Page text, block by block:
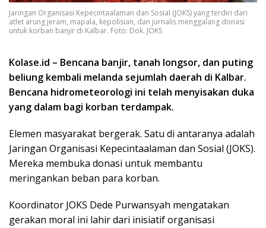
Jaringan Organisasi Kepecintaalaman dan Sosial (JOKS) yang terdiri dari
atlet arung jeram, mapala, kepolisian, dan jurnalis menggalang donasi
untuk korban banjir di Kalbar. Foto: Dok. JOKS
Kolase.id – Bencana banjir, tanah longsor, dan puting
beliung kembali melanda sejumlah daerah di Kalbar.
Bencana hidrometeorologi ini telah menyisakan duka
yang dalam bagi korban terdampak.
Elemen masyarakat bergerak. Satu di antaranya adalah
Jaringan Organisasi Kepecintaalaman dan Sosial (JOKS).
Mereka membuka donasi untuk membantu
meringankan beban para korban.
Koordinator JOKS Dede Purwansyah mengatakan
gerakan moral ini lahir dari inisiatif organisasi